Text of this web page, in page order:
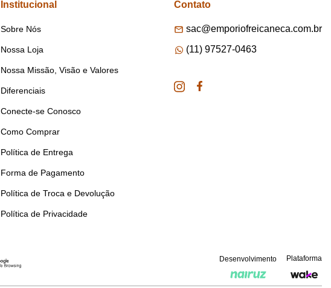
Institucional
Sobre Nós
Nossa Loja
Nossa Missão, Visão e Valores
Diferenciais
Conecte-se Conosco
Como Comprar
Política de Entrega
Forma de Pagamento
Política de Troca e Devolução
Política de Privacidade
Contato
sac@emporiofreicaneca.com.br
(11) 97527-0463
Desenvolvimento Plataforma